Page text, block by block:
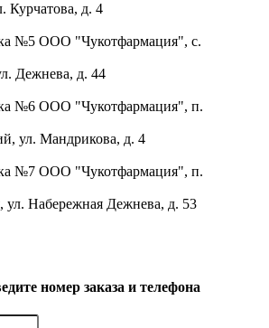
Курчатова, д. 4
№5 ООО "Чукотфармация", с.
Дежнева, д. 44
№6 ООО "Чукотфармация", п.
ул. Мандрикова, д. 4
№7 ООО "Чукотфармация", п.
ул. Набережная Дежнева, д. 53
номер заказа и телефона